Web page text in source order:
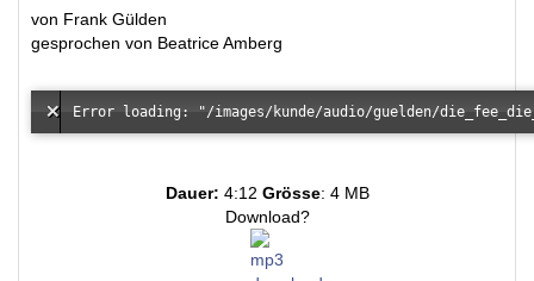
von Frank Gülden
gesprochen von Beatrice Amberg
Dauer: 4:12 Grösse: 4 MB
Download?